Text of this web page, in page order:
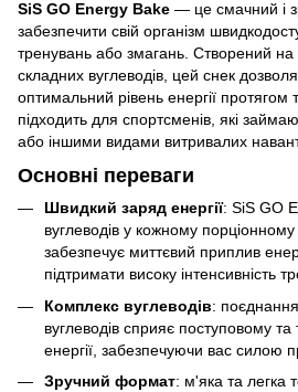
SiS GO Energy Bake — це смачний і
забезпечити свій організм
тренувань або змагань. Створений на
складних вуглеводів, цей снек
оптимальний рівень енергії протягом
підходить для спортсменів, які
або іншими видами витривалих
Основні переваги
Швидкий заряд енергії: SiS GO
вуглеводів у кожному
забезпечує миттєвий приплив
підтримати високу інтенсивність
Комплекс вуглеводів:
вуглеводів сприяє поступовому
енергії, забезпечуючи вас силою
Зручний формат: м'яка та легка